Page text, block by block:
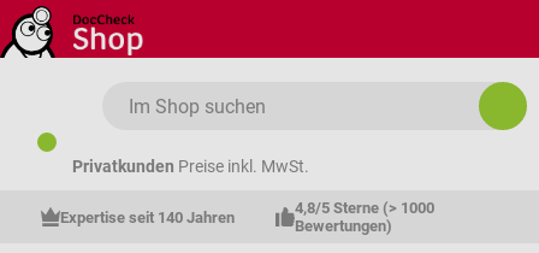
Zum Hauptinhalt springen
Privatkunden Preise inkl. MwSt.
Expertise seit 140 Jahren
4,8/5 Sterne (> 1000
Bewertungen)